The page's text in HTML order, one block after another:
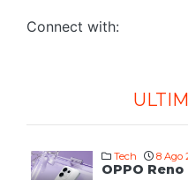
Connect with:
Tech 8 Ago
OPPO